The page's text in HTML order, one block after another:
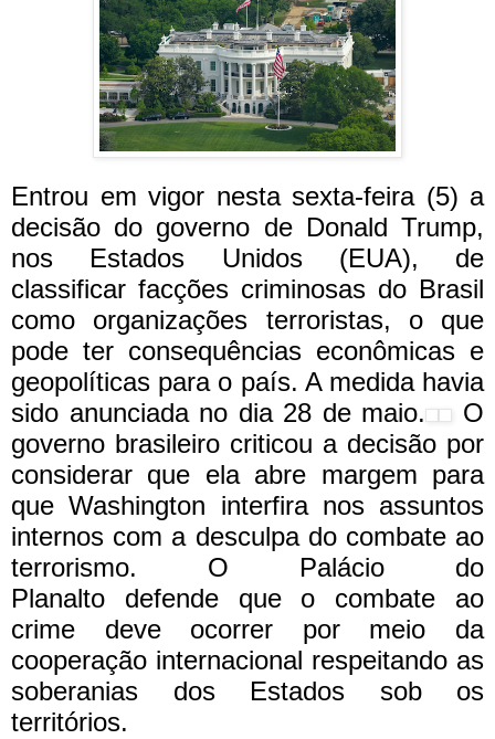
Entrou em vigor nesta sexta-feira (5) a
decisão do governo de Donald Trump,
nos Estados Unidos (EUA), de
classificar facções criminosas do Brasil
como organizações terroristas, o que
pode ter consequências econômicas e
geopolíticas para o país. A medida havia
sido anunciada no dia 28 de maio.
O
governo brasileiro criticou a decisão por
considerar que ela abre margem para
que Washington interfira nos assuntos
internos com a desculpa do combate ao
terrorismo. O Palácio do
Planalto defende que o combate ao
crime deve ocorrer por meio da
cooperação internacional respeitando as
soberanias dos Estados sob os
territórios.